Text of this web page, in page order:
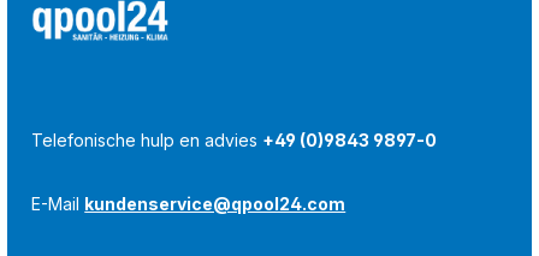
Telefonische hulp en advies +49 (0)9843 9897-0
E-Mail kundenservice@qpool24.com